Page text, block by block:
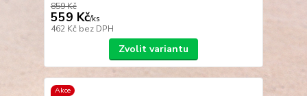
859 Kč
559 Kč/ks
462 Kč bez DPH
Zvolit variantu
Akce